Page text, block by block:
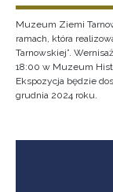
Muzeum Ziemi
ramach, która
Tarnowskiej”.
18:00 w Muzeum
Ekspozycja będzie
grudnia 2024 roku.